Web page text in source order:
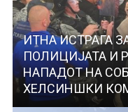
ИТНА ИСТРАГА
ПОЛИЦИЈАТА И
НАПАДОТ НА
ХЕЛСИНШКИ